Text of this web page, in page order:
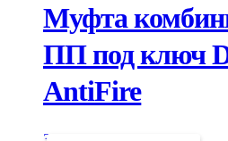
Муфта
ПП под ключ
AntiFire